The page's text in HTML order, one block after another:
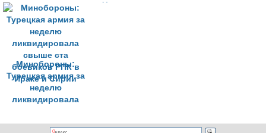
у своих границ в
течение года
Черного моря как
Минобороны:
Турецкая армия за
неделю
ликвидировала
боевиков РПК в